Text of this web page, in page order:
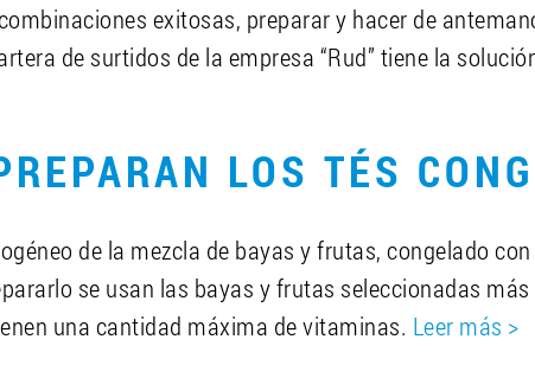
exitosas, preparar y hacer de
de surtidos de la empresa “Rud” tiene la
LOS TÉS
de la mezcla de bayas y frutas, congelado
se usan las bayas y frutas seleccionadas
una cantidad máxima de vitaminas. Leer más >